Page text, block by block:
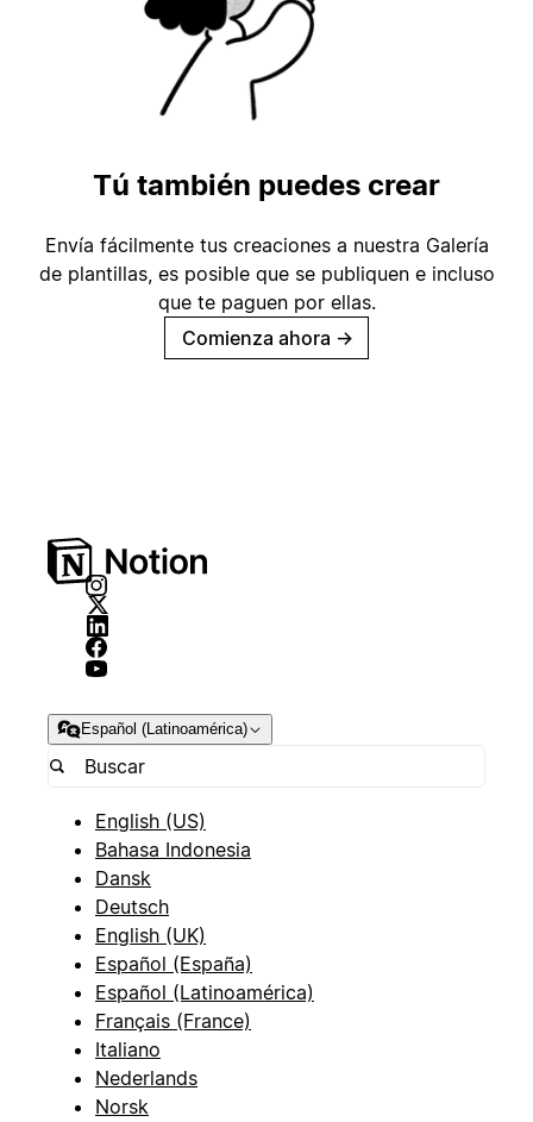
Tú también puedes crear
Envía fácilmente tus creaciones a nuestra Galería
de plantillas, es posible que se publiquen e incluso
que te paguen por ellas.
Comienza ahora →
Español (Latinoamérica)
English (US)
Bahasa Indonesia
Dansk
Deutsch
English (UK)
Español (España)
Español (Latinoamérica)
Français (France)
Italiano
Nederlands
Norsk